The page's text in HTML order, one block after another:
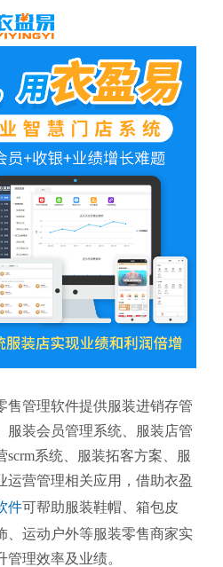
售管理软件提供服装进销存管
服装会员管理系统、服装店管
系统、服装拓客方案、服
运营管理相关应用，借助衣盈
件可帮助服装鞋帽、箱包皮
、运动户外等服装零售商家实
理效率及业绩。